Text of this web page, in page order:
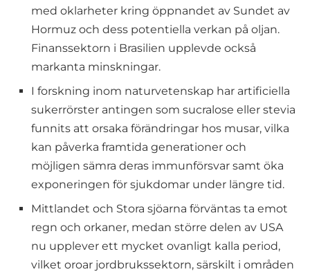
med oklarheter kring öppnandet av Sundet av
Hormuz och dess potentiella verkan på oljan.
Finanssektorn i Brasilien upplevde också
markanta minskningar.
I forskning inom naturvetenskap har artificiella
sukerrörster antingen som sucralose eller stevia
funnits att orsaka förändringar hos musar, vilka
kan påverka framtida generationer och
möjligen sämra deras immunförsvar samt öka
exponeringen för sjukdomar under längre tid.
Mittlandet och Stora sjöarna förväntas ta emot
regn och orkaner, medan större delen av USA
nu upplever ett mycket ovanligt kalla period,
vilket oroar jordbrukssektorn, särskilt i områden